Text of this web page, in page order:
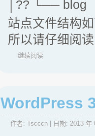
│?? └── blog
站点文件结构
所以请仔细阅
继续阅读
WordPress
作者: Tscccn | 日期: 2013 年